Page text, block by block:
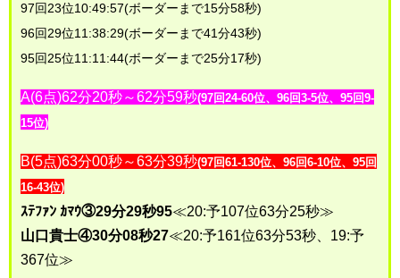
97回23位10:49:57(ボーダーまで15分58秒)
96回29位11:38:29(ボーダーまで41分43秒)
95回25位11:11:44(ボーダーまで25分17秒)
A(6点)62分20秒～62分59秒(97回24-60位、96回3-5位、95回9-
15位)
B(5点)63分00秒～63分39秒(97回61-130位、96回6-10位、95回
16-43位)
ｽﾃﾌｧﾝ ｶﾏｳ③29分29秒95≪20:予107位63分25秒≫
山口貴士④30分08秒27≪20:予161位63分53秒、19:予
367位≫